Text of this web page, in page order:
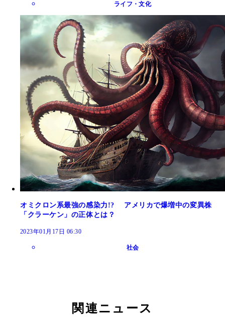
ライフ・文化
オミクロン系最強の感染力!? アメリカで爆増中の変異株
「クラーケン」の正体とは？
2023年01月17日 06:30
社会
関連ニュース